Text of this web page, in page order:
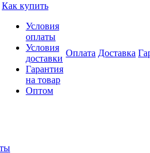
Как купить
Условия
оплаты
Условия
доставки
Гарантия
на товар
Оптом
Оплата Доставка